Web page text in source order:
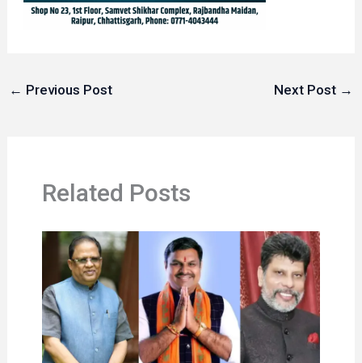
← Previous Post Next Post →
Related Posts